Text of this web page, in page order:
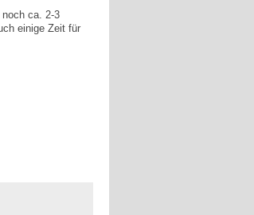
ca. 2-3
einige Zeit für